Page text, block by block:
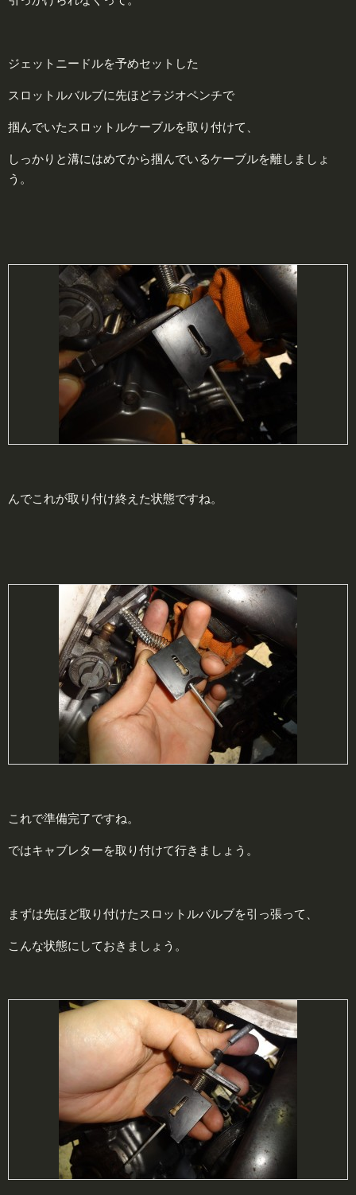
ジェットニードルを予めセットした
スロットルバルブに先ほどラジオペンチで
掴んでいたスロットルケーブルを取り付けて、
しっかりと溝にはめてから掴んでいるケーブルを離しましょ
う。
んでこれが取り付け終えた状態ですね。
これで準備完了ですね。
ではキャブレターを取り付けて行きましょう。
まずは先ほど取り付けたスロットルバルブを引っ張って、
こんな状態にしておきましょう。